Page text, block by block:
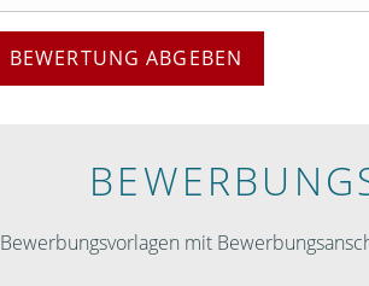
BEWERTUNG ABGEBEN
Bewerbungsvorlagen mit